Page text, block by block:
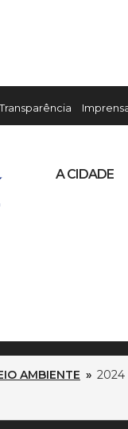
A CIDADE
AMBIENTE » 2024